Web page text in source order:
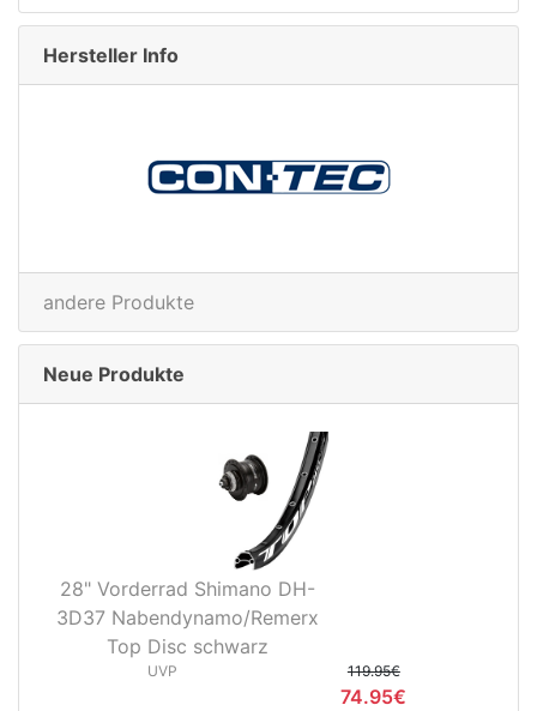
Hersteller Info
andere Produkte
Neue Produkte
28" Vorderrad Shimano DH-
3D37 Nabendynamo/Remerx
Top Disc schwarz
UVP 119.95€
74.95€